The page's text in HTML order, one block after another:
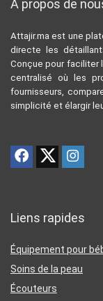
A propos de
Attajir.ma est une
directe les
Conçue pour faciliter
centralisé où les
fournisseurs,
simplicité et élargir
Liens rapides
Équipement pour
Soins de la peau
Écouteurs